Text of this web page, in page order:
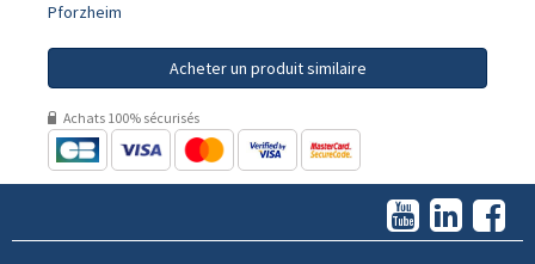
Pforzheim
Acheter un produit similaire
Achats 100% sécurisés